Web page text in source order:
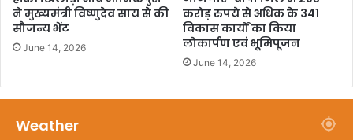
ने मुख्यमंत्री विष्णुदेव साय से की
सौजन्य भेंट
June 14, 2026
करोड़ रुपये से अधिक के 341
विकास कार्यों का किया
लोकार्पण एवं भूमिपूजन
June 14, 2026
Weather